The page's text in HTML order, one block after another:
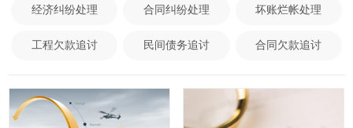
经济纠纷处理 合同纠纷处理 坏账烂帐处理
工程欠款追讨 民间债务追讨 合同欠款追讨